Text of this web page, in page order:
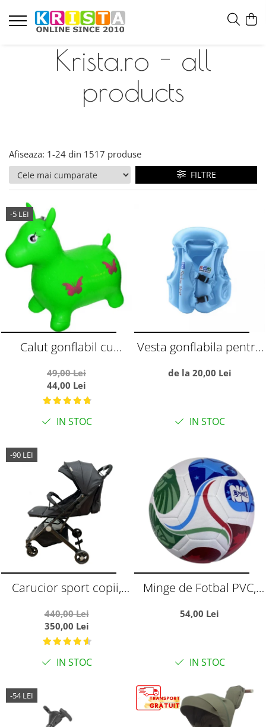
Krista.ro - all
products
Afiseaza: 1-24 din 1517 produse
FILTRE
-5 LEI
Calut gonflabil cu
49,00 Lei
44,00 Lei
IN STOC
Vesta gonflabila pentru
aer, S albastru
de la 20,00 Lei
IN STOC
-90 LEI
Carucior sport copii,
avion, cu sistem troller,
C8 negru
440,00 Lei
350,00 Lei
IN STOC
Minge de Fotbal PVC,
Campionatul Mondial
54,00 Lei
IN STOC
-54 LEI